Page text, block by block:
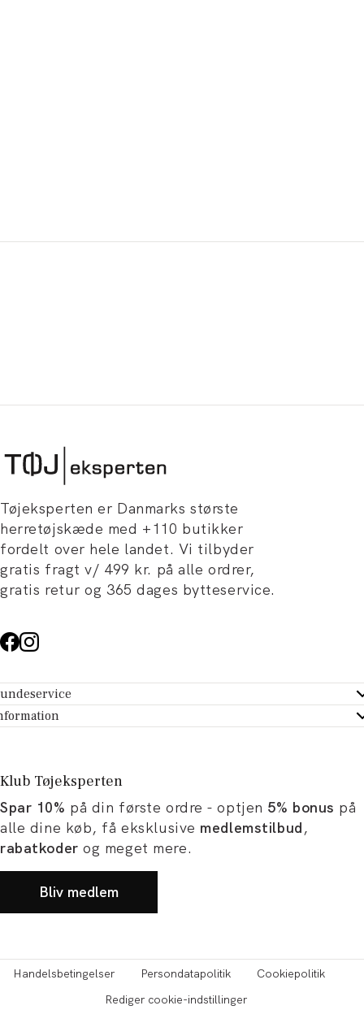
Tøjeksperten er Danmarks største
herretøjskæde med +110 butikker
fordelt over hele landet. Vi tilbyder
gratis fragt v/ 499 kr. på alle ordrer,
gratis retur og 365 dages bytteservice.
- Hjælpecenter
dit køb
Tøjeksperten
og artikler
og karriere
Klub Tøjeksperten
Spar 10% på din første ordre - optjen 5% bonus på
alle dine køb, få eksklusive medlemstilbud,
rabatkoder og meget mere.
Bliv medlem
Handelsbetingelser Persondatapolitik
Cookiepolitik
Rediger cookie-indstillinger